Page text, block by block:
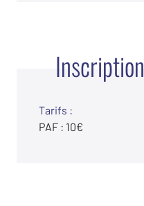
Inscription
Tarifs :
PAF : 10€